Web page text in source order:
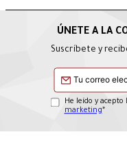
Suscríbete y
He leído y acepto
marketing*